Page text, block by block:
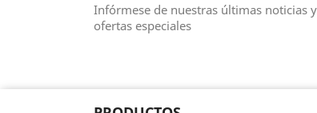
Infórmese de nuestras últimas noticias y
ofertas especiales